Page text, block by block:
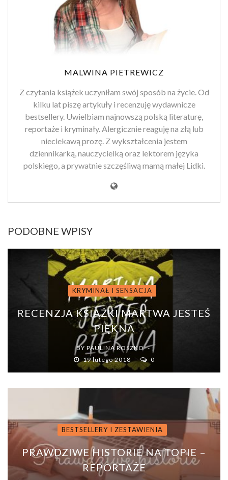
MALWINA PIETREWICZ
Z czytania książek uczyniłam swój sposób na życie. Od
kilku lat piszę artykuły i recenzuję wydawnicze
bestsellery. Uwielbiam najnowszą polską literaturę,
reportaże i kryminały. Alergicznie reaguję na złą lub
nieciekawą prozę. Z wykształcenia jestem
dziennikarką, nauczycielką oraz lektorem języka
polskiego, a prywatnie szczęśliwą mamą małej Lidki.
PODOBNE WPISY
KRYMINAŁ I SENSACJA
RECENZJA KSIĄŻKI MARTWA JESTEŚ
PIĘKNA
BY PAULINA ROSZKO
19 lutego 2018
0
BESTSELLERY I ZESTAWIENIA
PRAWDZIWE HISTORIE NA TOPIE –
REPORTAŻE